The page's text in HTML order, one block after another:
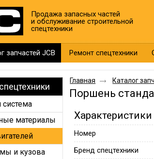
Продажа запасных частей
и обслуживание строительной
спецтехники
запчастей JCB Ремонт спецтехники
система
материалы
и кузова
Главная Каталог
Поршень
Характеристики
Номер
Бренд спецтехники